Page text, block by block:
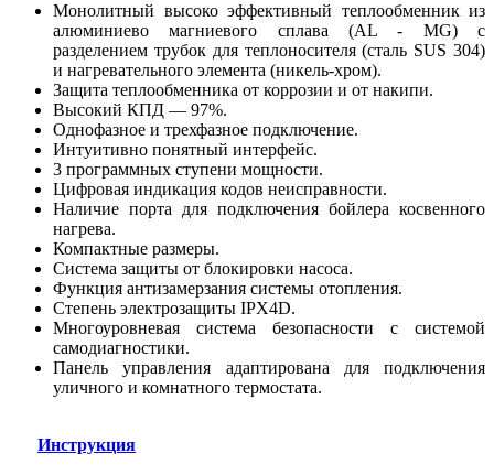
Монолитный высоко эффективный теплообменник из
алюминиево магниевого сплава (AL - MG) с
разделением трубок для теплоносителя (сталь SUS 304)
и нагревательного элемента (никель-хром).
Защита теплообменника от коррозии и от накипи.
Высокий КПД — 97%.
Однофазное и трехфазное подключение.
Интуитивно понятный интерфейс.
3 программных ступени мощности.
Цифровая индикация кодов неисправности.
Наличие порта для подключения бойлера косвенного
нагрева.
Компактные размеры.
Система защиты от блокировки насоса.
Функция антизамерзания системы отопления.
Степень электрозащиты IPX4D.
Многоуровневая система безопасности с системой
самодиагностики.
Панель управления адаптирована для подключения
уличного и комнатного термостата.
Инструкция